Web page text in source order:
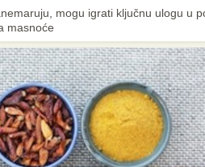
mogu igrati ključnu ulogu u
masnoće